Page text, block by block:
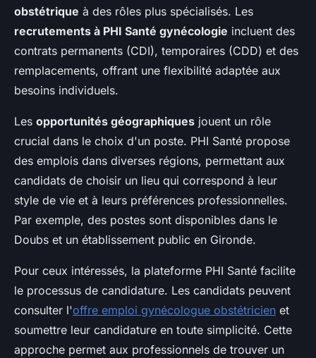
obstétrique à des rôles plus spécialisés. Les
recrutements à PHI Santé gynécologie incluent des
contrats permanents (CDI), temporaires (CDD) et des
remplacements, offrant une flexibilité adaptée aux
besoins individuels.
Les opportunités géographiques jouent un rôle
crucial dans le choix d'un poste. PHI Santé propose
des emplois dans diverses régions, permettant aux
candidats de choisir un lieu qui correspond à leur
style de vie et à leurs préférences professionnelles.
Par exemple, des postes sont disponibles dans le
Doubs et un établissement public en Gironde.
Pour ceux intéressés, la plateforme PHI Santé facilite
le processus de candidature. Les candidats peuvent
consulter l'offre emploi gynécologue obstétricien et
soumettre leur candidature en toute simplicité. Cette
approche permet aux professionnels de trouver un